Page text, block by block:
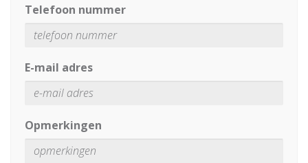
Telefoon nummer
E-mail adres
Opmerkingen